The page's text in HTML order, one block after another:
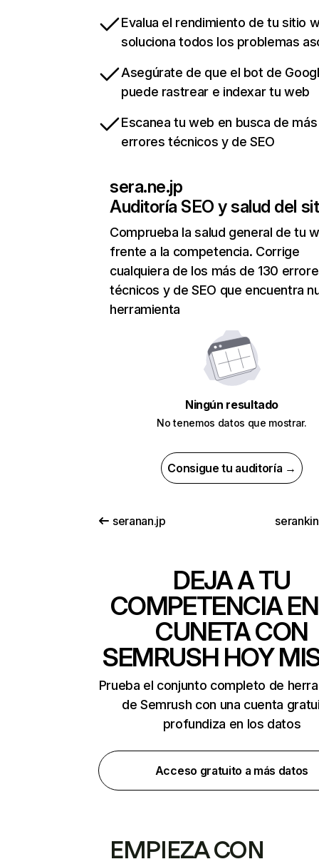
Evalua el rendimiento de tu sitio
soluciona todos los problemas
Asegúrate de que el bot de
puede rastrear e indexar tu web
Escanea tu web en busca de
errores técnicos y de SEO
sera.ne.jp
Auditoría SEO y salud del
Comprueba la salud general de tu
frente a la competencia. Corrige
cualquiera de los más de 130
técnicos y de SEO que encuentra
herramienta
Ningún resultado
No tenemos datos que mostrar.
Consigue tu auditoría →
seranan.jp
DEJA A TU
COMPETENCIA
CUNETA CON
SEMRUSH HOY
Prueba el conjunto completo de
de Semrush con una cuenta
profundiza en los datos
Acceso gratuito a más datos
EMPIEZA CON